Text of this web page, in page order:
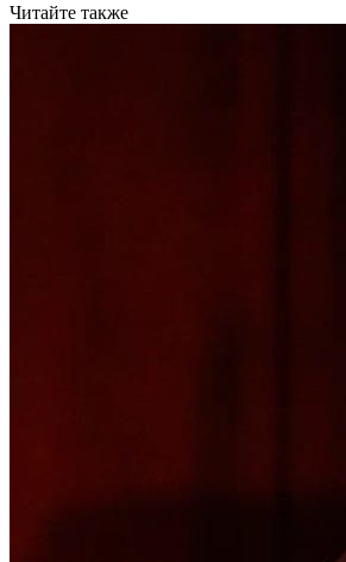
Читайте также